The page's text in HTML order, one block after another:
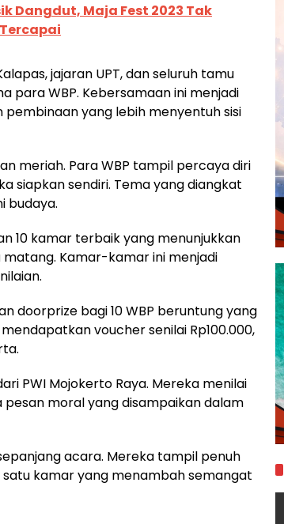
Dangdut, Maja Fest 2023 Tak
jajaran UPT, dan seluruh tamu
para WBP. Kebersamaan ini menjadi
yang lebih menyentuh sisi
meriah. Para WBP tampil percaya diri
siapkan sendiri. Tema yang diangkat
budaya.
10 kamar terbaik yang menunjukkan
Kamar-kamar ini menjadi
doorprize bagi 10 WBP beruntung yang
voucher senilai Rp100.000,
PWI Mojokerto Raya. Mereka menilai
moral yang disampaikan dalam
acara. Mereka tampil penuh
kamar yang menambah semangat